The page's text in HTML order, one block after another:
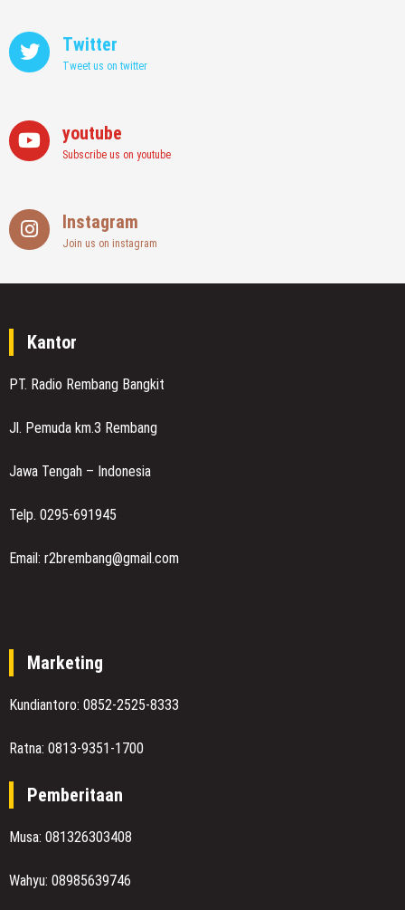
Twitter
Tweet us on twitter
youtube
Subscribe us on youtube
Instagram
Join us on instagram
Kantor
PT. Radio Rembang Bangkit
Jl. Pemuda km.3 Rembang
Jawa Tengah – Indonesia
Telp. 0295-691945
Email: r2brembang@gmail.com
Marketing
Kundiantoro: 0852-2525-8333
Ratna: 0813-9351-1700
Pemberitaan
Musa: 081326303408
Wahyu: 08985639746